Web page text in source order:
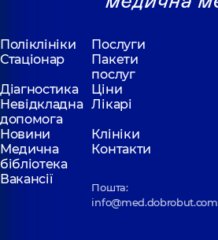
Поліклініки
Послуги
Стаціонар
Пакети
послуг
Діагностика
Ціни
Невідкладна
допомога
Лікарі
Новини
Клініки
Медична
бібліотека
Контакти
Вакансії
Пошта:
info@med.dobrobut.com